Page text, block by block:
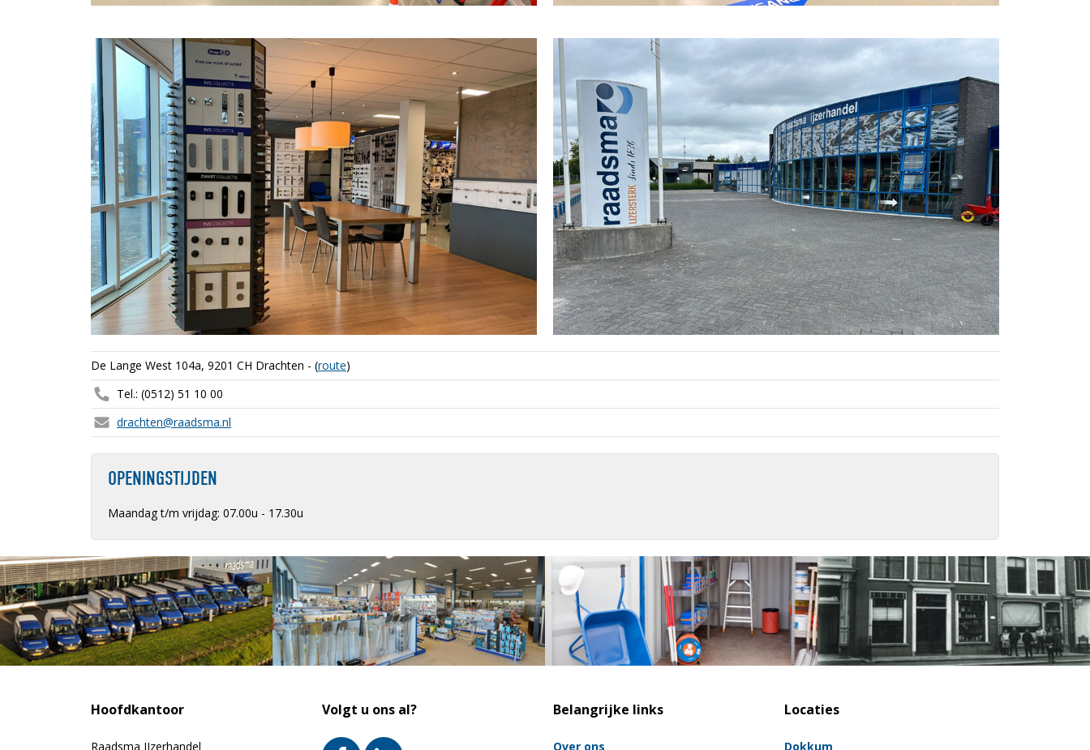
De Lange West 104a, 9201 CH Drachten - (route)
Tel.: (0512) 51 10 00
drachten@raadsma.nl
OPENINGSTIJDEN
Maandag t/m vrijdag: 07.00u - 17.30u
Hoofdkantoor
Raadsma IJzerhandel
Volgt u ons al? Belangrijke links
Over ons
Locaties
Dokkum